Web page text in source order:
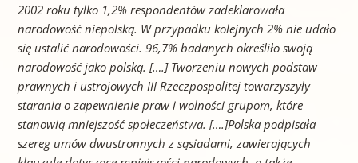
2002 roku tylko 1,2% respondentów zadeklarowała
narodowość niepolską. W przypadku kolejnych 2% nie udało
się ustalić narodowości. 96,7% badanych określiło swoją
narodowość jako polską. [….] Tworzeniu nowych podstaw
prawnych i ustrojowych III Rzeczpospolitej towarzyszyły
starania o zapewnienie praw i wolności grupom, które
stanowią mniejszość społeczeństwa. [….]Polska podpisała
szereg umów dwustronnych z sąsiadami, zawierających